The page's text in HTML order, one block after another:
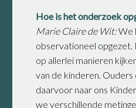
Hoe is het onderzoek
Marie Claire de Wit:We
observationeel
op allerlei manieren
van de kinderen.
daarvoor naar ons
we verschillende